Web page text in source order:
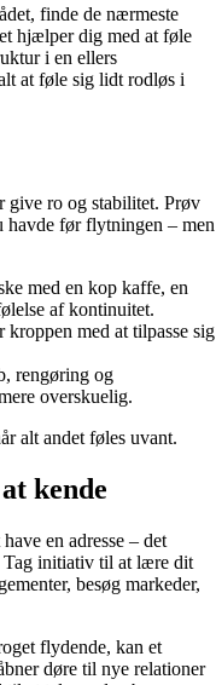
finde de nærmeste
hjælper dig med at føle
i en ellers
at føle sig lidt rodløs i
give ro og stabilitet. Prøv
havde før flytningen – men
med en kop kaffe, en
af kontinuitet.
med at tilpasse sig
rengøring og
overskuelig.
alt andet føles uvant.
kende
en adresse – det
Tag initiativ til at lære dit
besøg markeder,
flydende, kan et
døre til nye relationer